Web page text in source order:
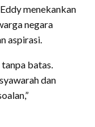
menekankan
negara
aspirasi.
batas.
dan